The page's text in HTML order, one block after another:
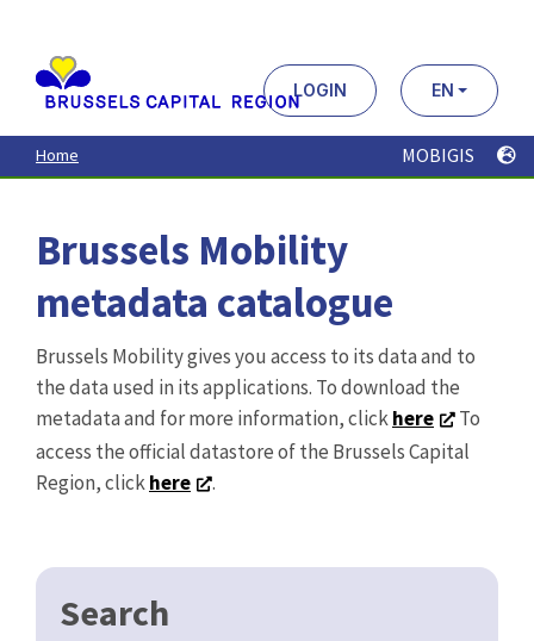
contenu
principal
LOGIN EN
Home MOBIGIS
Brussels Mobility
metadata catalogue
Brussels Mobility gives you access to its data and to
the data used in its applications. To download the
metadata and for more information, clickhere
To
access the official datastore of the Brussels Capital
Region, clickhere .
Search